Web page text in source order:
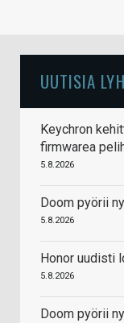
UUTISIA
Keychron
firmwarea
5.8.2026
Doom pyörii
5.8.2026
Honor uudisti
5.8.2026
Doom pyörii